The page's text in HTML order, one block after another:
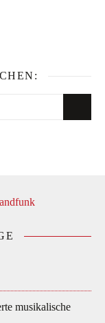
musikalische